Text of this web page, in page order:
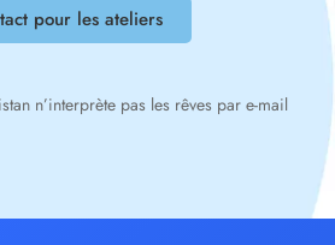
pour les ateliers
n’interprète pas les rêves par e-mail